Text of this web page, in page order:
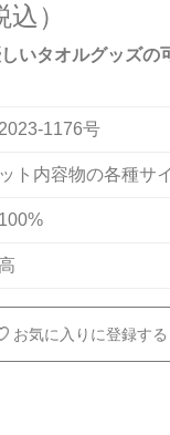
いタオルグッズの
1176号
ト内容物の各種サ
お気に入りに登録する